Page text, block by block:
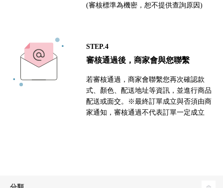
(審核標準為機密，恕不提供查詢原因)
STEP.4
審核通過後，商家會與您聯繫
若審核通過，商家會聯繫您再次確認款
式、顏色、配送地址等資訊，並進行商品
配送或面交。※最終訂單成立與否須由商
家通知，審核通過不代表訂單一定成立